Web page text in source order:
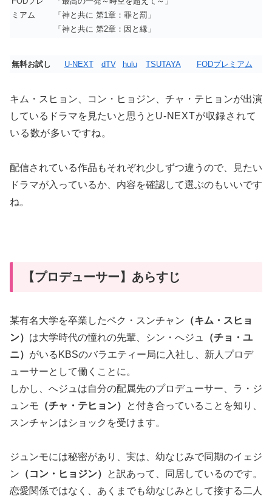
ミアム
「神と共に 第1章：罪と罰」
「神と共に 第2章：因と縁」
無料お試し U-NEXT dTV hulu TSUTAYA FODプレミアム
キム・スヒョン、コン・ヒョジン、チャ・テヒョンが出演
しているドラマを見たいと思うと U-NEXTが収録されて
いる数が多いですね。
配信されている作品もそれぞれ少しずつ違うので、見たい
ドラマが入っているか、内容を確認して選ぶのもいいです
ね。
【プロデューサー】あらすじ
某有名大学を卒業したペク・スンチャン （キム・スヒョ
ン） は大学時代の憧れの先輩、シン・へジュ
（チョ・ユ
ニ） がいるKBSのバラエティー局に入社し、新人プロデ
ューサーとして働くことに。
しかし、へジュは自分の配属先のプロデューサー、ラ・ジ
ュンモ （チャ・テヒョン）
と付き合っていることを知り、
スンチャンはショックを受けます。
ジュンモには秘密があり、実は、幼なじみで同期のイェジ
ン （コン・ヒョジン）
と訳あって、同居しているのです。
恋愛関係ではなく、あくまでも幼なじみとして接する二人